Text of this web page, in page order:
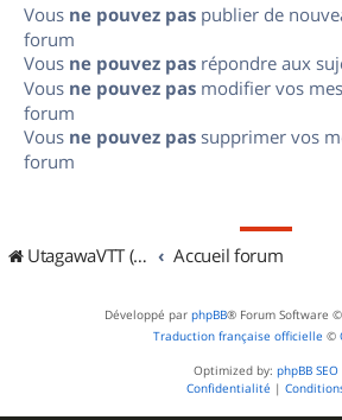
Vous ne pouvez pas publier de
forum
Vous ne pouvez pas répondre aux
Vous ne pouvez pas modifier vos
forum
Vous ne pouvez pas supprimer vos
forum
UtagawaVTT (Randos VTT et VTTAE avec traces GPS) Accueil forum
Développé par phpBB® Forum Software
Traduction française officielle ©
Optimized by: phpBB SEO
Confidentialité |